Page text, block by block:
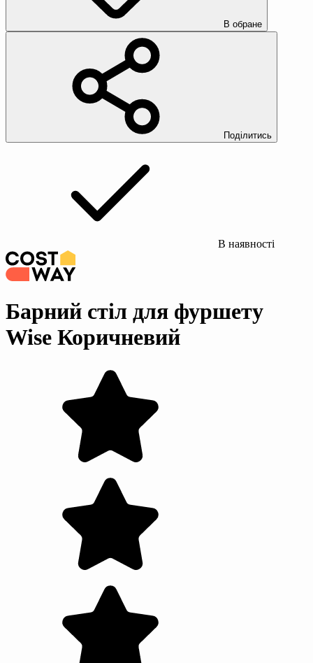
В обране
Поділитись
В наявності
Барний стіл для фуршету
Wise Коричневий